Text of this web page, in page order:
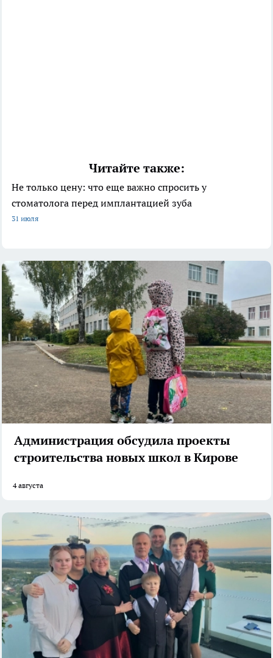
Читайте также:
Не только цену: что еще важно спросить у
стоматолога перед имплантацией зуба
31 июля
Администрация обсудила проекты
строительства новых школ в Кирове
4 августа